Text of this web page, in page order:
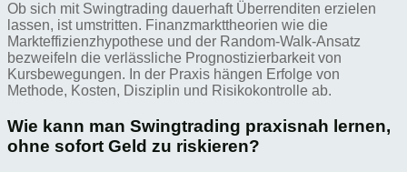
Ob sich mit Swingtrading dauerhaft Überrenditen erzielen
lassen, ist umstritten. Finanzmarkttheorien wie die
Markteffizienzhypothese und der Random-Walk-Ansatz
bezweifeln die verlässliche Prognostizierbarkeit von
Kursbewegungen. In der Praxis hängen Erfolge von
Methode, Kosten, Disziplin und Risikokontrolle ab.
Wie kann man Swingtrading praxisnah lernen,
ohne sofort Geld zu riskieren?